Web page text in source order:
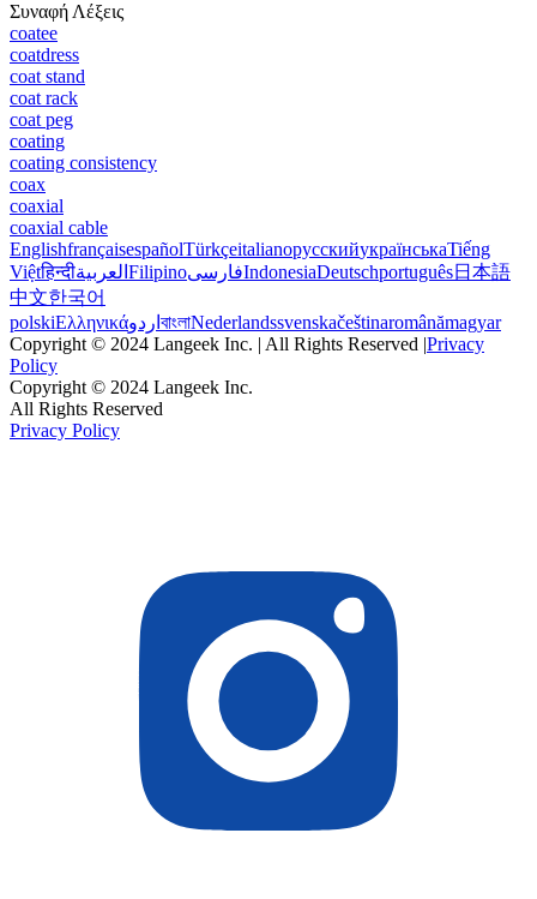
Συναφή Λέξεις
coatee
coatdress
coat stand
coat rack
coat peg
coating
coating consistency
coax
coaxial
coaxial cable
EnglishfrançaisespañolTürkçeitalianoрусскийукраїнськаTiếng
Việtहिन्दीالعربية FilipinoفارسیIndonesiaDeutschportuguês日本語
中文한국어
polskiΕλληνικάاردو বাংলাNederlandssvenskačeštinaromânămagyar
Copyright © 2024 Langeek Inc. | All Rights Reserved |Privacy
Policy
Copyright © 2024 Langeek Inc.
All Rights Reserved
Privacy Policy